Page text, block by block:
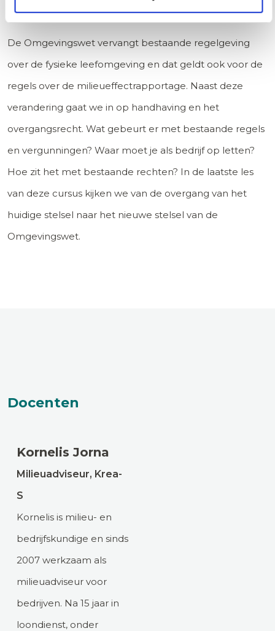
De Omgevingswet vervangt bestaande regelgeving
over de fysieke leefomgeving en dat geldt ook voor de
regels over de milieueffectrapportage. Naast deze
verandering gaat we in op handhaving en het
overgangsrecht. Wat gebeurt er met bestaande regels
en vergunningen? Waar moet je als bedrijf op letten?
Hoe zit het met bestaande rechten? In de laatste les
van deze cursus kijken we van de overgang van het
huidige stelsel naar het nieuwe stelsel van de
Omgevingswet.
Docenten
Kornelis Jorna
Milieuadviseur, Krea-
S
Kornelis is milieu- en
bedrijfskundige en sinds
2007 werkzaam als
milieuadviseur voor
bedrijven. Na 15 jaar in
loondienst, onder